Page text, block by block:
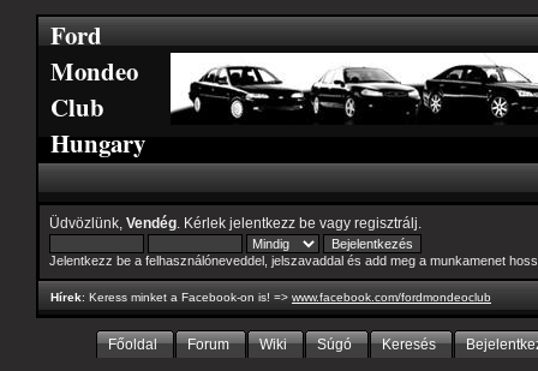
Ford
Mondeo
Club
Hungary
Üdvözlünk, Vendég . Kérlek jelentkezz be vagy regisztrálj
Jelentkezz be a felhasználóneveddel, jelszavaddal és add meg a munkamenet
Hírek: Keress minket a Facebook-on is! => www.facebook.com/fordmondeoclub
Főoldal Forum Wiki Súgó Keresés